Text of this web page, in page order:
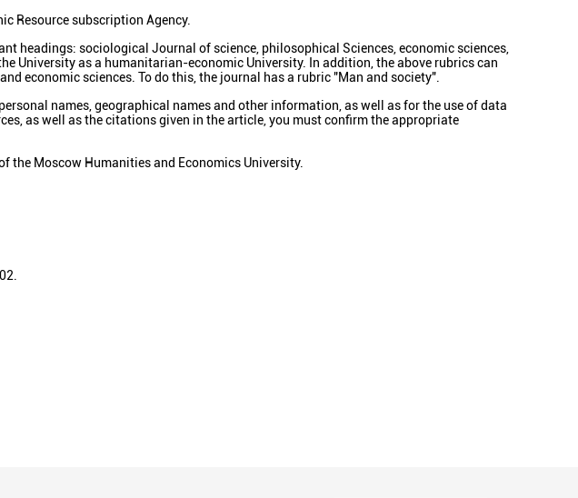
Resource subscription Agency.
headings: sociological Journal of science, philosophical Sciences, economic sciences,
University as a humanitarian-economic University. In addition, the above rubrics can
economic sciences. To do this, the journal has a rubric "Man and society".
names, geographical names and other information, as well as for the use of data
as well as the citations given in the article, you must confirm the appropriate
the Moscow Humanities and Economics University.